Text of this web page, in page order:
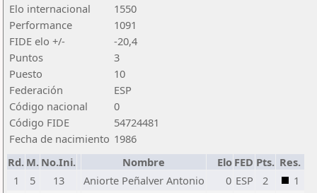
Elo internacional
1550
Performance
1091
FIDE elo +/-
-20,4
Puntos
3
Puesto
10
Federación
ESP
Código nacional
0
Código FIDE
54724481
Fecha de nacimiento 1986
Rd. M. No.Ini. Nombre Elo FED Pts. Res.
1
5 13 Aniorte Peñalver Antonio 0 ESP 2
1